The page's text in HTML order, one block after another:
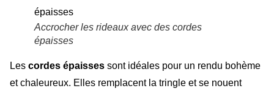
Accrocher les rideaux avec des cordes
épaisses
Les cordes épaisses sont idéales pour un rendu bohème
et chaleureux. Elles remplacent la tringle et se nouent